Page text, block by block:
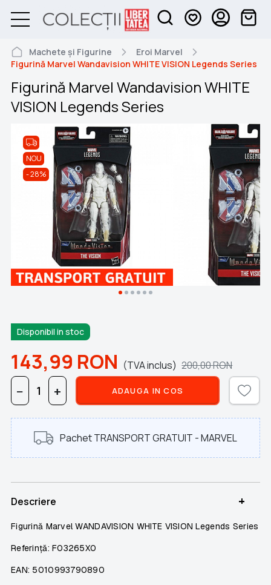
Machete și Figurine
Eroi Marvel
Figurină Marvel Wandavision WHITE VISION Legends Series
Figurină Marvel Wandavision WHITE
VISION Legends Series
NOU
28%
Disponibil in stoc
143,99 RON (TVA inclus) 200,00RON
Pachet TRANSPORT GRATUIT - MARVEL
− + ADAUGA IN COS
Descriere +
Figurină Marvel WANDAVISION WHITE VISION Legends Series
Referință: F03265X0
EAN: 5010993790890